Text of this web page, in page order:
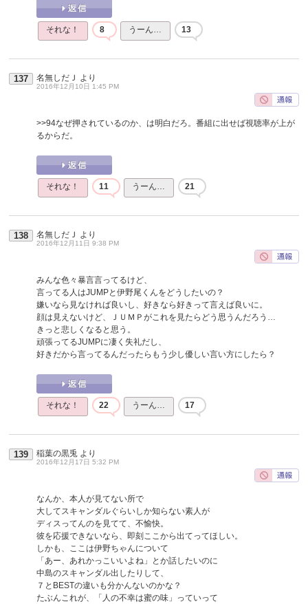
それな！ 8 うーん… 13
137 名無しだＪ より
2016年12月10日 1:45 PM
>>94なぜ押されているのか、は明白だろ。番組に出せば視聴率が上が
るからだ。
それな！ 11 うーん… 21
138 名無しだＪ より
2016年12月11日 9:38 PM
みんな色々暴言言ってるけど、
言ってる人はJUMPと伊野尾くんをどうしたいの？
嫌いなら見なければ良いし、好きなら好きって言えば良いに。
顔は見えないけど、ＪＵＭＰがこれを見たらどう思うんだろう…
きっと悲しくなると思う。
頑張ってるJUMPに凄く失礼だし、
好きだから言ってるんだったらもう少し優しい言い方にしたら？
それな！ 22 うーん… 17
139 稲葉の黒兎 より
2016年12月17日 5:32 PM
なんか、本人が見てない所で
大してスキャンダルぐらいしか知らない素人が
ディスってんのを見てて、不愉快。
彼を応援できないなら、即刻ここから出てってほしい。
しかも、ここは伊野ちゃんについて
「あー、あれかっこいいよね」とか話したいのに
中島のスキャンダル出したりして、
７とBESTの違いも分かんないのかな？
たぶんこれが、「人の不幸は蜜の味」っていって